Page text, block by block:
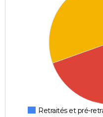
Retraités et pré-